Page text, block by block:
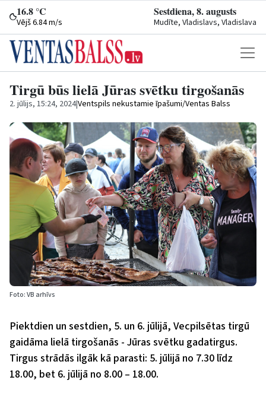
16.8 °C
Vējš 6.84 m/s
Sestdiena, 8. augusts
Mudīte, Vladislavs, Vladislava
Tirgū būs lielā Jūras svētku tirgošanās
2. jūlijs, 15:24, 2024|Ventspils nekustamie īpašumi/Ventas Balss
Foto: VB arhīvs
Piektdien un sestdien, 5. un 6. jūlijā, Vecpilsētas tirgū
gaidāma lielā tirgošanās - Jūras svētku gadatirgus.
Tirgus strādās ilgāk kā parasti: 5. jūlijā no 7.30 līdz
18.00, bet 6. jūlijā no 8.00 – 18.00.